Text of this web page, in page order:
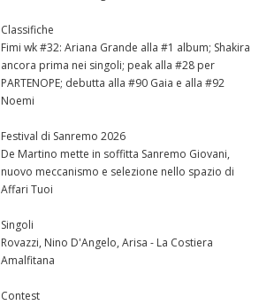
Classifiche
Fimi wk #32: Ariana Grande alla #1 album; Shakira
ancora prima nei singoli; peak alla #28 per
PARTENOPE; debutta alla #90 Gaia e alla #92
Noemi
Festival di Sanremo 2026
De Martino mette in soffitta Sanremo Giovani,
nuovo meccanismo e selezione nello spazio di
Affari Tuoi
Singoli
Rovazzi, Nino D'Angelo, Arisa - La Costiera
Amalfitana
Contest